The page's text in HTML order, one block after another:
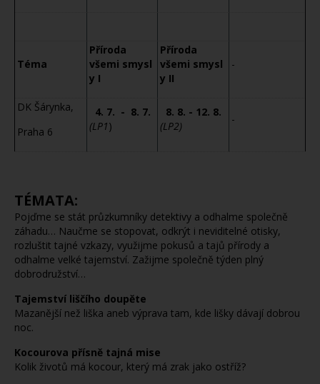
Téma
Příroda
všemi smysl
y I
Příroda
všemi smysl
y II
-
DK Šárynka,
Praha 6
4. 7. - 8. 7.
(LP1)
8. 8. - 12. 8.
(LP2)
-
TÉMATA:
Pojďme se stát průzkumníky detektivy a odhalme společně
záhadu… Naučme se stopovat, odkrýt i neviditelné otisky,
rozluštit tajné vzkazy, využijme pokusů a tajů přírody a
odhalme velké tajemství. Zažijme společně týden plný
dobrodružství…
Tajemství liščího doupěte
Mazanější než liška aneb výprava tam, kde lišky dávají dobrou
noc.
Kocourova přísně tajná mise
Kolik životů má kocour, který má zrak jako ostříž?